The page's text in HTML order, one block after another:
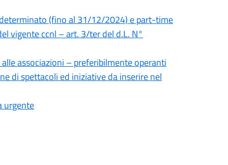
(fino al 31/12/2024) e part-time
vigente ccnl – art. 3/ter del d.L. N°
associazioni – preferibilmente operanti
di spettacoli ed iniziative da inserire nel
urgente